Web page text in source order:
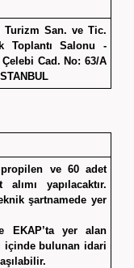
Turizm San. ve Tic.
Toplantı Salonu -
Cad. No: 63/A
ve 60 adet
yapılacaktır.
şartnamede yer
EKAP’ta yer alan
içinde bulunan idari